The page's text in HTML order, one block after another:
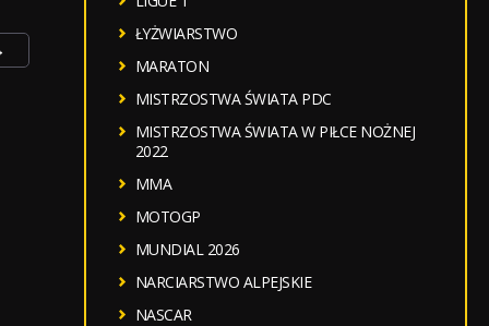
ŁYŻWIARSTWO
MARATON
MISTRZOSTWA ŚWIATA PDC
MISTRZOSTWA ŚWIATA W PIŁCE NOŻNEJ
2022
MMA
MOTOGP
MUNDIAL 2026
NARCIARSTWO ALPEJSKIE
NASCAR